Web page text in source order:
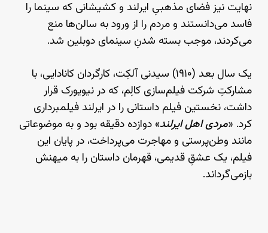
نهایت نیز فضای مذهبیِ ایرلند و کشیشانی که سینما را
فاسد می‌دانستند و مردم را از ورود به سالن‌ها منع
می‌کردند، موجب بسته شدنِ سینمای دوبلین شد.
یک سال بعد (۱۹۱۰) سیدنی آلکِت، کارگردان کانادایی، با
مشارکتِ شرکت فیلم‌سازی کالِم، که در نیویورک قرار
داشت، نخستین فیلم داستانی را در ایرلند فیلمبرداری
کرد. «مردی اهل ایرلند» دوازده دقیقه بود و به موضوعاتی
مانند وطن‌پرستی و مهاجرت می‌پرداخت، در پایان این
فیلم، یک عشقِ قدیمی، قهرمان داستان را به میهنش
بازمی‌گرداند.